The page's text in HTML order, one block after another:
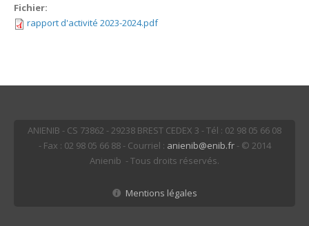
Fichier:
rapport d'activité 2023-2024.pdf
ANIENIB - CS 73862 - 29238 BREST CEDEX 3 - Tél : 02 98 05 66 08
- Fax : 02 98 05 66 88 - Courriel : anienib@enib.fr- © 2014
Anienib - Tous droits réservés.
Mentions légales